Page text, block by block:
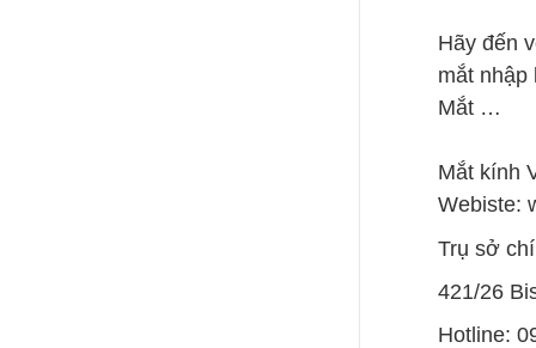
Hãy đến
mắt nhập
Mắt …
Mắt kính
Webiste:
Trụ sở
421/26
Hotline: